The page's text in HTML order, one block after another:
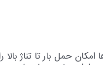
حمل بار تا تناژ بالا